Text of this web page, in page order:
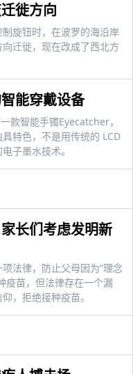
徙方向
旋钮时，在波罗的海沿岸
迁徙，现在改成了西北方
能穿戴设备
款智能手镯Eyecatcher，
特色，不是用传统的 LCD
子墨水技术。
长们考虑发明新
法律，防止父母因为“理念
疫苗，但法律存在一个漏
，拒绝接种疫苗。